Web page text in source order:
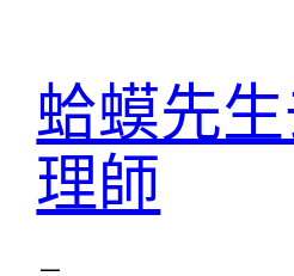
蛤蟆先
理師